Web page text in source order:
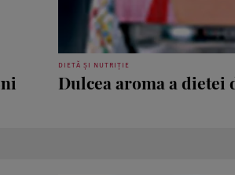
DIETĂ ȘI NUTRIȚIE
Dulcea aroma a dietei